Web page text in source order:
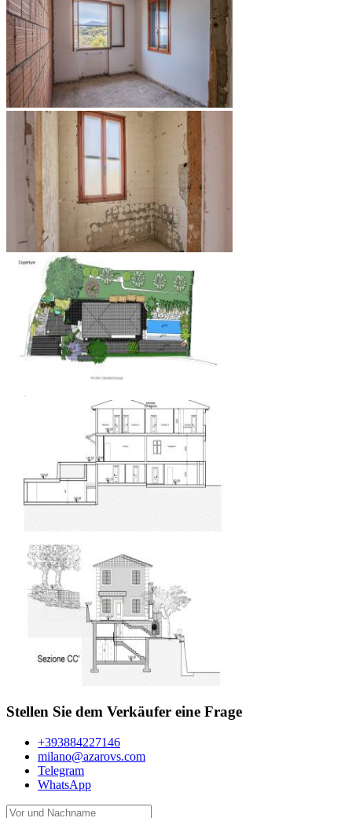
Stellen Sie dem Verkäufer eine Frage
+393884227146
milano@azarovs.com
Telegram
WhatsApp